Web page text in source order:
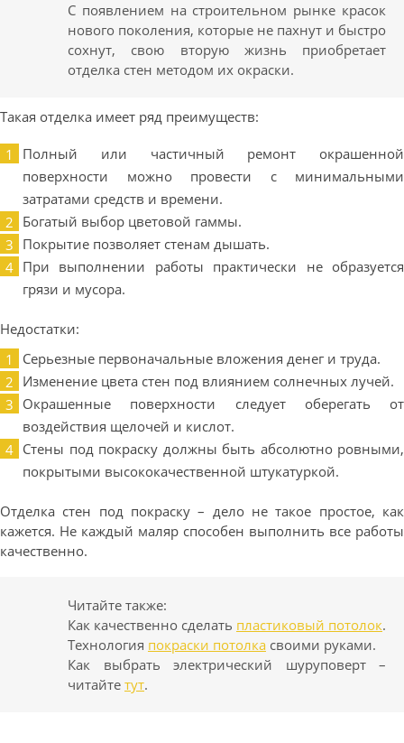
С появлением на строительном рынке красок
нового поколения, которые не пахнут и быстро
сохнут, свою вторую жизнь приобретает
отделка стен методом их окраски.
Такая отделка имеет ряд преимуществ:
Полный или частичный ремонт окрашенной
поверхности можно провести с минимальными
затратами средств и времени.
Богатый выбор цветовой гаммы.
Покрытие позволяет стенам дышать.
При выполнении работы практически не образуется
грязи и мусора.
Недостатки:
Серьезные первоначальные вложения денег и труда.
Изменение цвета стен под влиянием солнечных лучей.
Окрашенные поверхности следует оберегать от
воздействия щелочей и кислот.
Стены под покраску должны быть абсолютно ровными,
покрытыми высококачественной штукатуркой.
Отделка стен под покраску – дело не такое простое, как
кажется. Не каждый маляр способен выполнить все работы
качественно.
Читайте также:
Как качественно сделать пластиковый потолок.
Технология покраски потолка своими руками.
Как выбрать электрический шуруповерт –
читайте тут.